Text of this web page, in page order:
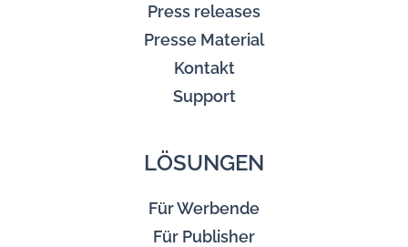
Press releases
Presse Material
Kontakt
Support
LÖSUNGEN
Für Werbende
Für Publisher